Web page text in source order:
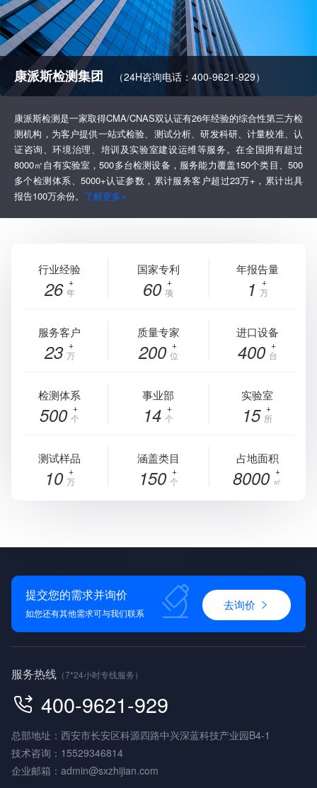
康派斯检测集团 （24H咨询电话：400-9621-929）
康派斯检测是一家取得CMA/CNAS双认证有26年经验的综合性第三方检
测机构，为客户提供一站式检验、测试分析、研发科研、计量校准、认
证咨询、环境治理、培训及实验室建设运维等服务。在全国拥有超过
8000㎡自有实验室，500多台检测设备，服务能力覆盖150个类目、500
多个检测体系、5000+认证参数，累计服务客户超过23万+，累计出具
报告100万余份。 了解更多»
行业经验
26 年
国家专利
60 项
年报告量
1 万
服务客户
23 万
质量专家
200 位
进口设备
400 台
检测体系
500 个
事业部
14 个
实验室
15 所
测试样品
10 万
涵盖类目
150 个
占地面积
8000 ㎡
提交您的需求并询价
如您还有其他需求可与我们联系
去询价
服务热线 （7*24小时专线服务）
400-9621-929
总部地址：西安市长安区科源四路中兴深蓝科技产业园B4-1
技术咨询： 15529346814
企业邮箱： admin@sxzhijian.com